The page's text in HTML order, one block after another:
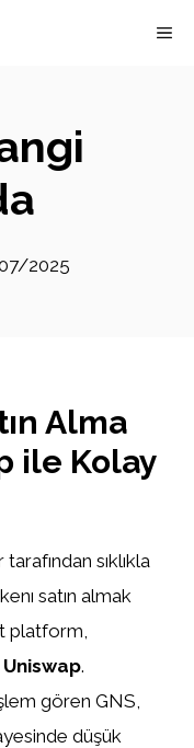
2025
Alma
ile Kolay
sıklıkla
satın almak
platform,
Uniswap.
gören GNS,
düşük